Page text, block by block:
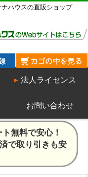
ハウスの直販ショップ
法人ライセンス
お問い合わせ
ト無料で安心！
で取り引きも安